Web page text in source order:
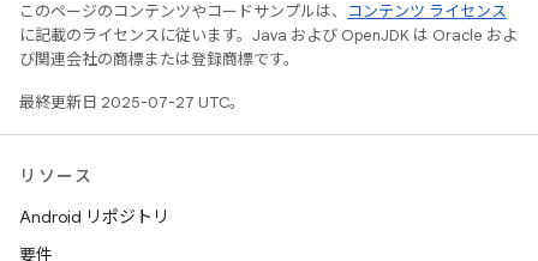
このページのコンテンツやコードサンプルは、
コンテンツ ライセンス
に記載のライセンスに従います。Java および OpenJDK は Oracle およ
び関連会社の商標または登録商標です。
最終更新日 2025-07-27 UTC。
リソース
Android リポジトリ
要件